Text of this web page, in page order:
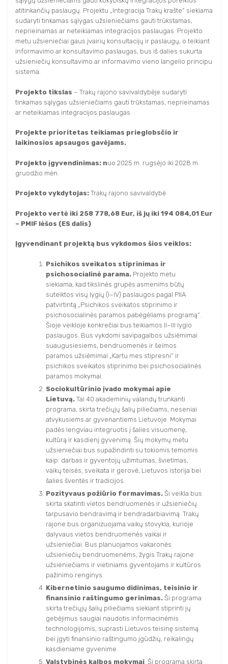
FILMAI
KITI
KALĖDINIAI RENGINIAI
SVEIKATINIMO PASLAUGOS
AKTYVIOS PRAMOGOS
TRAKAI JUMS
KAVINĖS IR RESTORANAI
TRAKIEČIO KORTELĖ
STOVYKLOS
APIE MUS
NAUDINGA INFORMACIJA
TURISTO RINKLIAVA
INFORMACIJA VERSLUI
atitinkančių paslaugų. Projektu „Integracija Trakų krašte“ siekiama
sudaryti tinkamas sąlygas užsieniečiams gauti trūkstamas,
neprieinamas ar neteikiamas integracijos paslaugas. Projekto
metu užsieniečiai gaus įvairių konsultacijų ir paslaugų, o teikiant
informavimo ar konsultavimo paslaugas, bus iš dalies sukurta
užsieniečių konsultavimo ar informavimo vieno langelio principu
sistema.
Projekto tikslas – Trakų rajono savivaldybėje sudaryti
tinkamas sąlygas užsieniečiams gauti trūkstamas, neprieinamas
ar neteikiamas integracijos paslaugas.
Projekte prioritetas teikiamas prieglobsčio ir
laikinosios apsaugos gavėjams.
Projekto įgyvendinimas: nuo 2025 m. rugsėjo iki 2028 m.
gruodžio mėn.
Projekto vykdytojas: Trakų rajono savivaldybė
Projekto vertė iki 258 778,68 Eur, iš jų iki 194 084,01 Eur
– PMIF lėšos (ES dalis)
Įgyvendinant projektą bus vykdomos šios veiklos:
Psichikos sveikatos stiprinimas ir
psichosocialinė parama. Projekto metu
siekiama, kad tikslinės grupės asmenims būtų
suteiktos visų lygių (I–IV) paslaugos pagal PIIA
patvirtintą „Psichikos sveikatos stiprinimo ir
psichosocialinės paramos pabėgėliams programą“.
Šioje veikloje konkrečiai bus teikiamos II–III lygio
paslaugos. Bus vykdomi savipagalbos užsiėmimai
suaugusiesiems, bendruomenės ir šeimos
paramos užsiėmimai „Kartu mes stipresni“ ir
psichikos sveikatos stiprinimo bei psichosocialinės
paramos mokymai.
Sociokultūrinio įvado mokymai apie
Lietuvą. Tai 40 akademinių valandų trunkanti
programa, skirta trečiųjų šalių piliečiams, neseniai
atvykusiems ar gyvenantiems Lietuvoje. Mokymai
padės lengviau integruotis į šalies visuomenę,
kultūrą ir kasdienį gyvenimą. Šių mokymų metu
užsieniečiai bus supažindinti su tokiomis temomis
kaip: darbas ir gyventojų užimtumas, švietimas,
vaikų teisės, sveikata ir gerovė, Lietuvos istorija bei
šalies šventės ir tradicijos.
Pozityvaus požiūrio formavimas. Ši veikla bus
skirta skatinti vietos bendruomenės ir užsieniečių
tarpusavio bendravimą ir bendradarbiavimą. Trakų
rajone bus organizuojama vaikų stovykla, kurioje
dalyvaus vietos bendruomenės vaikai ir
užsieniečiai. Bus planuojamos vakaronės
užsieniečių bendruomenėms, žygis Trakų rajone
užsieniečiams ir vietiniams gyventojams ir kultūros
pažinimo renginys.
Kibernetinio saugumo didinimas, teisinio ir
finansinio raštingumo gerinimas. Ši programa
skirta trečiųjų šalių piliečiams siekiant stiprinti jų
gebėjimus saugiai naudotis informacinėmis
technologijomis, suprasti Lietuvos teisinę sistemą
bei įgyti finansinio raštingumo įgūdžių, reikalingų
kasdieniame gyvenime.
Valstybinės kalbos mokymai. Ši programa skirta
FILMAI
KITI
KALĖDINIAI RENGINIAI
TRAKAI JUMS
KAVINĖS IR RESTORANAI
KONFERENCIJŲ ORGANIZAVIMAS
TRAKIEČIO KORTELĖ